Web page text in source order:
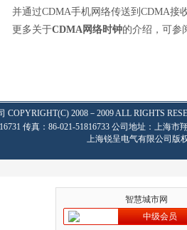
并通过CDMA手机网络传送到 CDMA接
更多关于CDMA网络时钟的介绍，可参
COPYRIGHT(C) 2008－2009 ALL RIGHTS
传真：86-021-51816733 公司地址：上海
上海锐呈电气有限公司版
智慧城市网
中级会员